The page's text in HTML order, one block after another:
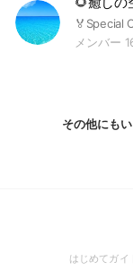
メンバー
その他にも
はじめてガイ